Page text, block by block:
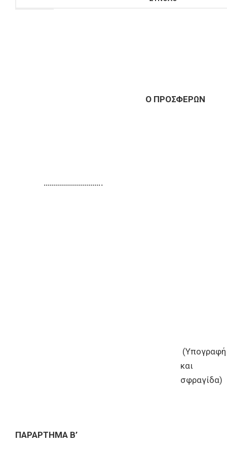
Ο ΠΡΟΣΦΕΡΩΝ
………………………..
(Υπογραφή
και
σφραγίδα)
ΠΑΡΑΡΤΗΜΑ Β’